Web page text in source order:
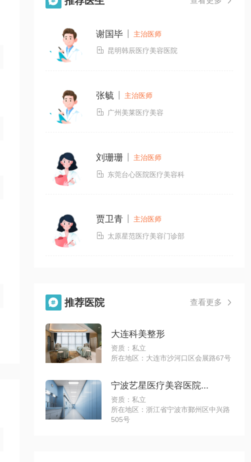
谢国毕 | 主治医师
 昆明韩辰医疗美容医院
张毓 主治医师
 广州美莱医疗美容
刘珊珊 | 主治医师
 东莞台心医院医疗美容科
贾卫青 主治医师
 太原星范医疗美容门诊部
 推荐医院 查看更多 
大连科美整形
资质：私立
所在地区：大连市沙河口区会展路67号
宁波艺星医疗美容医院...
资质：私立
所在地区：浙江省宁波市鄞州区中兴路
505号